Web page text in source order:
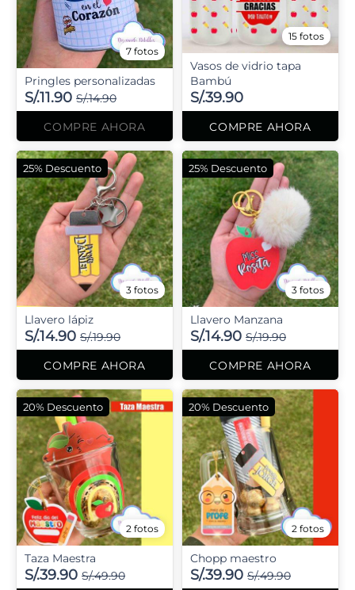
7 fotos
Pringles personalizadas
S/.11.90 S/.14.90
COMPRE AHORA
15 fotos
Vasos de vidrio tapa
Bambú
S/.39.90
COMPRE AHORA
3 fotos
Llavero lápiz
S/.14.90 S/.19.90
COMPRE AHORA
25% Descuento
3 fotos
Llavero Manzana
S/.14.90 S/.19.90
COMPRE AHORA
25% Descuento
2 fotos
Taza Maestra
S/.39.90 S/.49.90
20% Descuento
2 fotos
Chopp maestro
S/.39.90 S/.49.90
20% Descuento